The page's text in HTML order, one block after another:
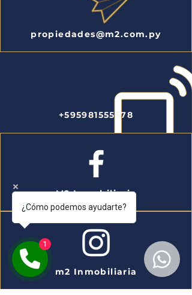
propiedades@m2.com.py
+595981555578
M2 Inmobiliaria
m2 Inmobiliaria
¿Cómo podemos ayudarte?
1